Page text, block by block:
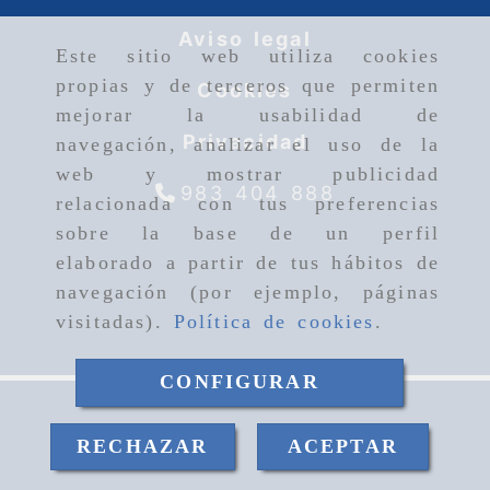
Este sitio web utiliza cookies
propias y de terceros que permiten
mejorar la usabilidad de
navegación, analizar el uso de la
web y mostrar publicidad
relacionada con tus preferencias
sobre la base de un perfil
elaborado a partir de tus hábitos de
navegación (por ejemplo, páginas
visitadas). Política de cookies .
CONFIGURAR
RECHAZAR ACEPTAR
CONSULTAR PRECIO
Aviso legal
Cookies
Privacidad
983 404 888